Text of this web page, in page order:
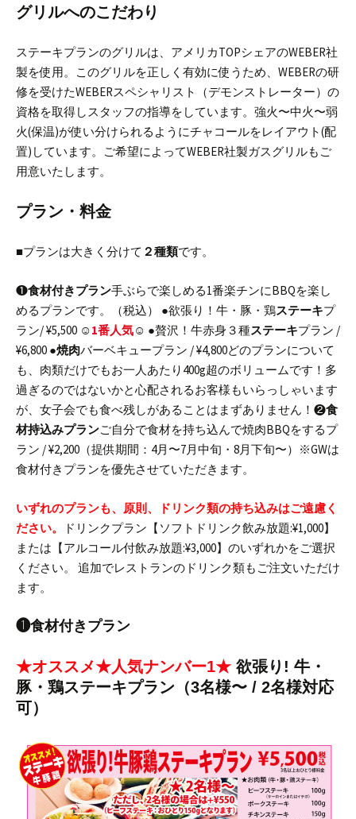
グリルへのこだわり
ステーキプランのグリルは、アメリカTOPシェアのWEBER社
製を使用。
このグリルを正しく有効に使うため、WEBERの研
修を受けたWEBERスペシャリスト（デモンストレーター）の
資格を取得しスタッフの指導をしています。 強火〜中火〜弱
火(保温)が使い分けられるようにチャコールをレイアウト(配
置)しています。
ご希望によってWEBER社製ガスグリルもご
用意いたします。
プラン・料金
■プランは大きく分けて ２種類です。
❶食材付きプラン手ぶらで楽しめる1番楽チンにBBQを楽し
めるプランです。（税込）
●欲張り！牛・豚・鶏ステーキプ
ラン/ ¥5,500 ☺︎1番人気☺︎ ●贅沢！牛赤身３種ステーキプラン /
¥6,800 ●焼肉バーベキュープラン / ¥4,800どのプランについて
も、肉類だけでもお一人あたり400g超のボリュームです！ 多
過ぎるのではないかと心配されるお客様もいらっしゃいます
が、女子会でも食べ残しがあることはまずありません！ ❷食
材持込みプランご自分で食材を持ち込んで焼肉BBQをするプ
ラン / ¥2,200（提供期間：4月〜7月中旬・8月下旬〜） ※GWは
食材付きプランを優先させていただきます。
いずれのプランも、原則、ドリンク類の持ち込みはご遠慮く
ださい。
ドリンクプラン【ソフトドリンク飲み放題:¥1,000】
または【アルコール付飲み放題:¥3,000】のいずれかをご選択
ください。 追加でレストランのドリンク類もご注文いただけ
ます。
❶食材付きプラン
★オススメ★人気ナンバー1★ 欲張り! 牛・
豚・鶏ステーキプラン（3名様〜 / 2名様対応
可）